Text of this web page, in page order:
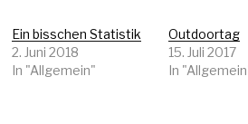
Ein bisschen Statistik
2. Juni 2018
In "Allgemein"
Outdoortag
15. Juli 2017
In